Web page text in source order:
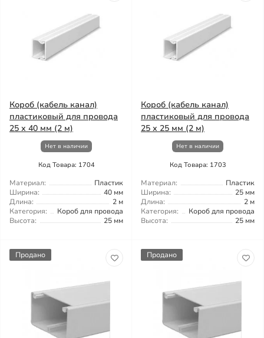
Короб (кабель канал)
пластиковый для провода
25 х 40 мм (2 м)
Нет в наличии
Код Товара: 1704
Материал:
Пластик
Ширина:
40 мм
Длина:
2 м
Категория:
Короб для провода
Высота:
25 мм
Короб (кабель канал)
пластиковый для провода
25 х 25 мм (2 м)
Нет в наличии
Код Товара: 1703
Материал:
Пластик
Ширина:
25 мм
Длина:
2 м
Категория:
Короб для провода
Высота:
25 мм
Продано Продано